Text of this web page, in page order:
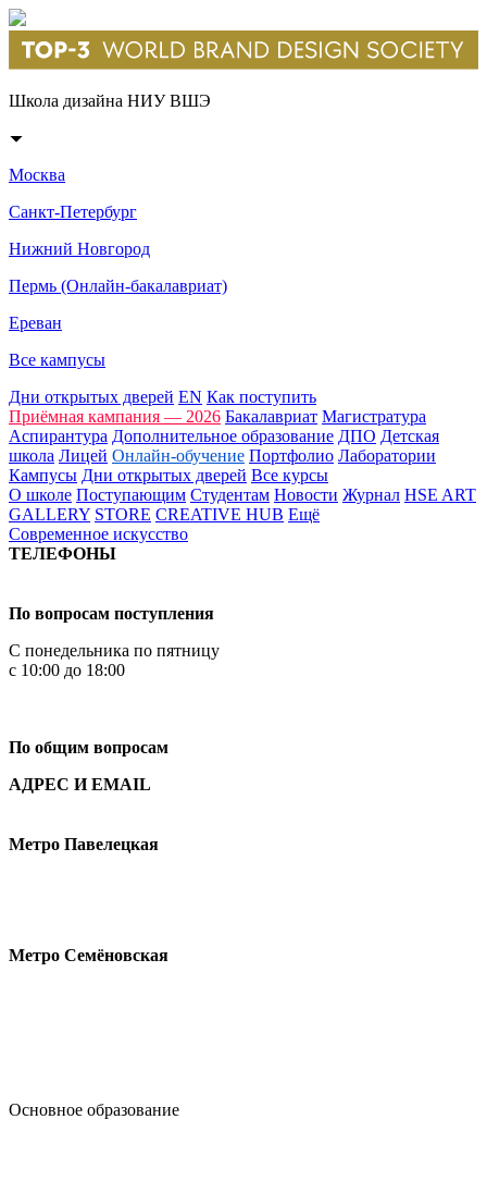
Школа дизайна НИУ ВШЭ
Москва
Санкт-Петербург
Нижний Новгород
Пермь (Онлайн-бакалавриат)
Ереван
Все кампусы
Дни открытых дверей EN Как поступить
Приёмная кампания — 2026 Бакалавриат Магистратура
Аспирантура Дополнительное образование ДПО Детская
школа Лицей Онлайн-обучение Портфолио Лаборатории
Кампусы Дни открытых дверей Все курсы
О школе Поступающим Студентам Новости Журнал HSE ART
GALLERY STORE CREATIVE HUB Ещё
Современное искусство
ТЕЛЕФОНЫ
По вопросам поступления
С понедельника по пятницу
с 10:00 до 18:00
По общим вопросам
АДРЕС И EMAIL
Метро Павелецкая
Метро Семёновская
Основное образование